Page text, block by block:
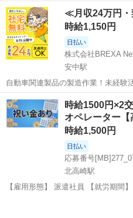
新の可能性有り） 【給与】 1250円 【勤務時間】 1. 07:00～15:30 2.
14:00～22:30 3. 22:30～07:00 ※3...
群馬 高崎市 工場
≪月収24万円
時給1,150円
日払い
株式会社BREXA
安中駅
自動車関連製品の製造作業！未経
齢の男女活躍中★カップル・友達同
122日★社会保険完備◎格安食堂利
貸与◎《群馬県高崎市》 人...
群馬 高崎市 安中駅 その
時給1500円×2
オペレーター
時給1,500円
日払い
北高崎駅
【雇用形態】 派遣社員 【就労期間】 その他有期労働契約（2ヶ月/更